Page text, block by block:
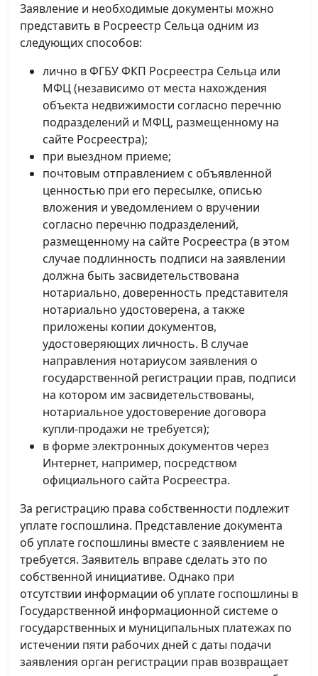
Заявление и необходимые документы можно
представить в Росреестр Сельца одним из
следующих способов:
лично в ФГБУ ФКП Росреестра Сельца или
МФЦ (независимо от места нахождения
объекта недвижимости согласно перечню
подразделений и МФЦ, размещенному на
сайте Росреестра);
при выездном приеме;
почтовым отправлением с объявленной
ценностью при его пересылке, описью
вложения и уведомлением о вручении
согласно перечню подразделений,
размещенному на сайте Росреестра (в этом
случае подлинность подписи на заявлении
должна быть засвидетельствована
нотариально, доверенность представителя
нотариально удостоверена, а также
приложены копии документов,
удостоверяющих личность. В случае
направления нотариусом заявления о
государственной регистрации прав, подписи
на котором им засвидетельствованы,
нотариальное удостоверение договора
купли-продажи не требуется);
в форме электронных документов через
Интернет, например, посредством
официального сайта Росреестра.
За регистрацию права собственности подлежит
уплате госпошлина. Представление документа
об уплате госпошлины вместе с заявлением не
требуется. Заявитель вправе сделать это по
собственной инициативе. Однако при
отсутствии информации об уплате госпошлины в
Государственной информационной системе о
государственных и муниципальных платежах по
истечении пяти рабочих дней с даты подачи
заявления орган регистрации прав возвращает